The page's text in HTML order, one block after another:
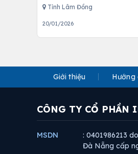
Tỉnh Lâm Đồng
20/01/2026
Giới thiệu Hướng
CÔNG TY CỔ PHẦN
MSDN
: 0401986213
Đà Nẵng cấp